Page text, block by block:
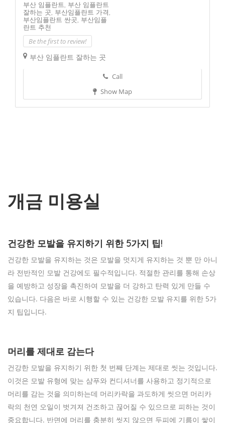
부산 임플란트, 부산 임플란트
잘하는 곳, 부산임플란트 가격,
부산임플란트 싼곳, 부산임플
란트 추천
Be the first to review!
부산 임플란트 잘하는 곳
Call
Show Map
개금 미용실
건강한 모발을 유지하기 위한 5가지 팁!
건강한 모발을 유지하는 것은 모발을 멋지게 유지하는 것 뿐 만 아니
라 전반적인 모발 건강에도 필수적입니다. 적절한 관리를 통해 손상
을 예방하고 성장을 촉진하여 모발을 더 강하고 탄력 있게 만들 수
있습니다. 다음은 바로 시행할 수 있는 건강한 모발 유지를 위한 5가
지 팁입니다.
머리를 제대로 감는다
건강한 모발을 유지하기 위한 첫 번째 단계는 제대로 씻는 것입니다.
이것은 모발 유형에 맞는 샴푸와 컨디셔너를 사용하고 정기적으로
머리를 감는 것을 의미하는데 머리카락을 과도하게 씻으면 머리카
락의 천연 오일이 벗겨져 건조하고 끊어질 수 있으므로 피하는 것이
중요합니다. 반면에 머리를 충분히 씻지 않으면 두피에 기름이 쌓이